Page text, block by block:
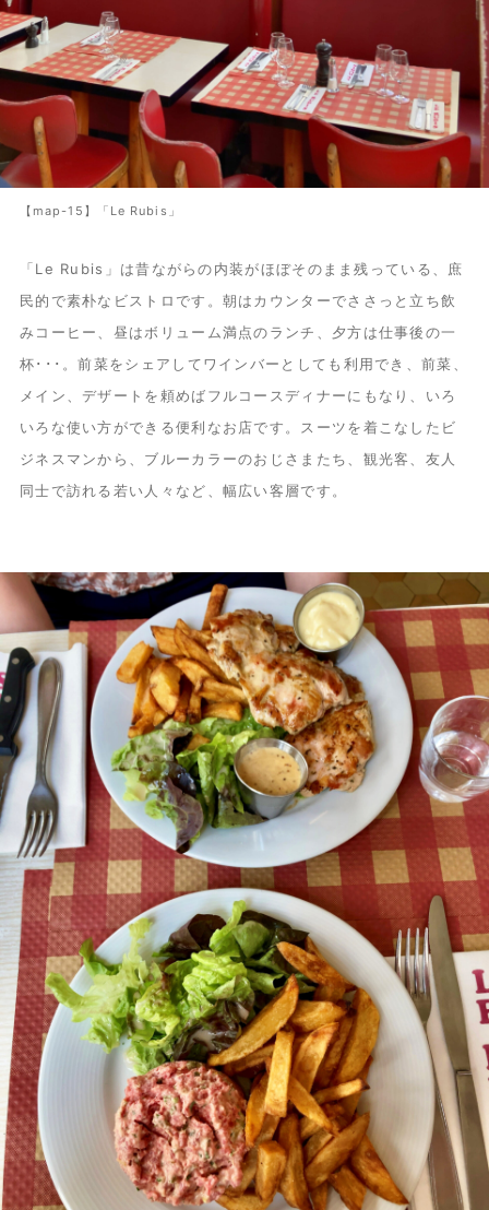
【map-15】「Le Rubis」
「Le Rubis」は昔ながらの内装がほぼそのまま残っている、庶
民的で素朴なビストロです。朝はカウンターでささっと立ち飲
みコーヒー、昼はボリューム満点のランチ、夕方は仕事後の一
杯･･･。前菜をシェアしてワインバーとしても利用でき、前菜、
メイン、デザートを頼めばフルコースディナーにもなり、いろ
いろな使い方ができる便利なお店です。スーツを着こなしたビ
ジネスマンから、ブルーカラーのおじさまたち、観光客、友人
同士で訪れる若い人々など、幅広い客層です。